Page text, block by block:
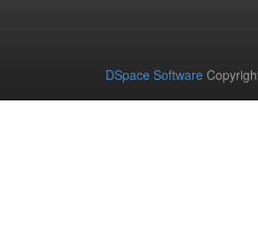
DSpace Software